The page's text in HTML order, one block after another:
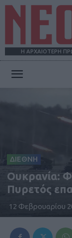
Η ΑΡΧΑΙΟΤΕΡΗ
ΔΙΕΘΝΗ
Ουκρανία:
Πυρετός
12 Φεβρουαρίου